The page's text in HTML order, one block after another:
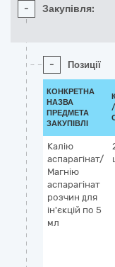
- Закупівля:
- Позиції
КОНКРЕТНА
НАЗВА
ПРЕДМЕТА
ЗАКУПІВЛІ
/
Калію
аспарагінат/
Магнію
аспарагінат
розчин для
ін'єкцій по 5
мл